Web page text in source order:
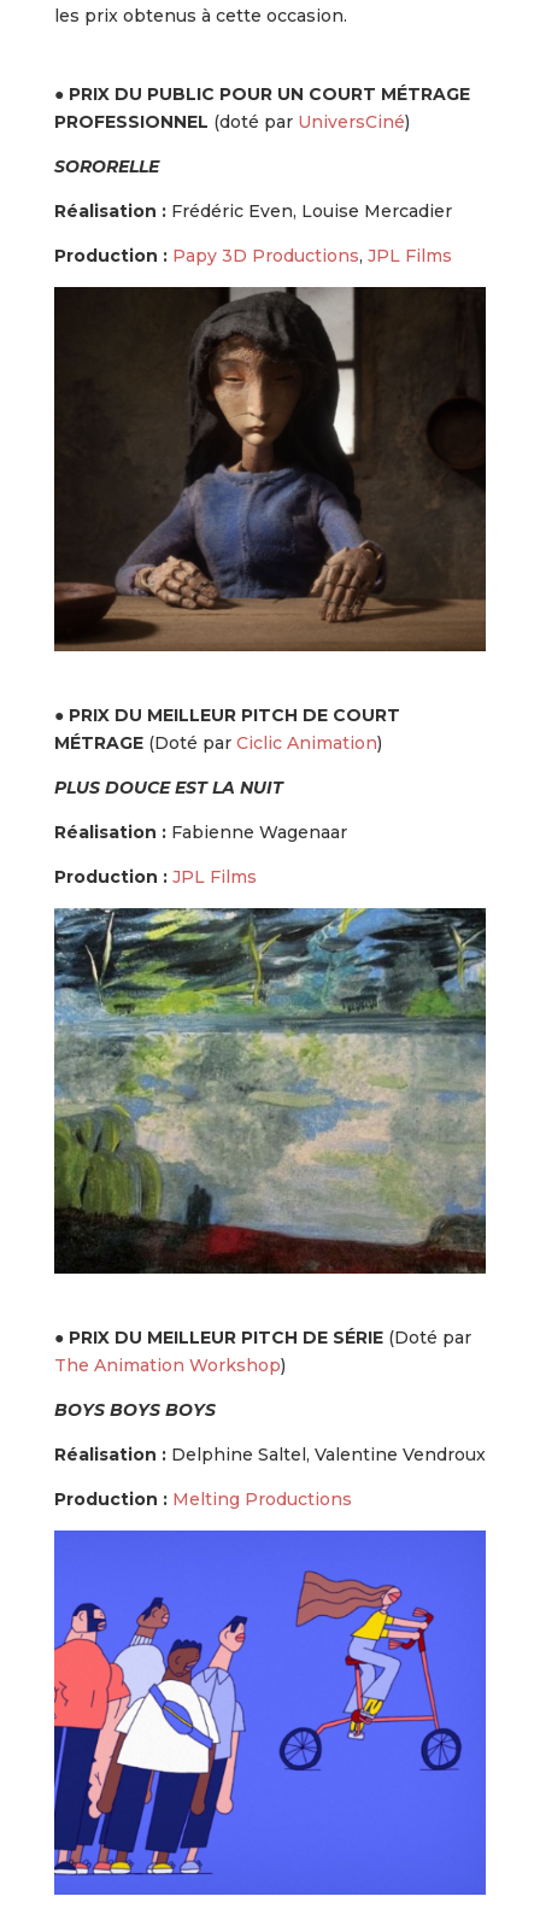
les prix obtenus à cette occasion.
● PRIX DU PUBLIC POUR UN COURT MÉTRAGE
PROFESSIONNEL (doté par UniversCiné)
SORORELLE
Réalisation :Frédéric Even, Louise Mercadier
Production : Papy 3D Productions, JPL Films
● PRIX DU MEILLEUR PITCH DE COURT
MÉTRAGE(Doté par Ciclic Animation)
PLUS DOUCE EST LA NUIT
Réalisation :Fabienne Wagenaar
Production : JPL Films
● PRIX DU MEILLEUR PITCH DE SÉRIE(Doté par
The Animation Workshop)
BOYS BOYS BOYS
Réalisation :Delphine Saltel, Valentine Vendroux
Production : Melting Productions